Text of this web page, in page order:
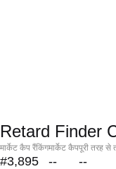
Retard Finder
मार्केट कैप रैंकिंग
#3,895
मार्केट कैप
--
पूरी तरह से
--